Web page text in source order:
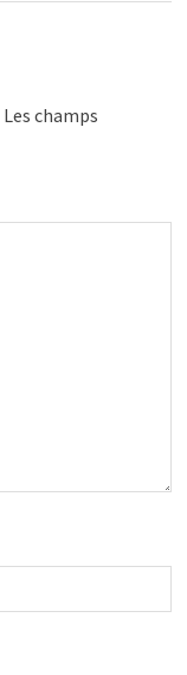
Les champs